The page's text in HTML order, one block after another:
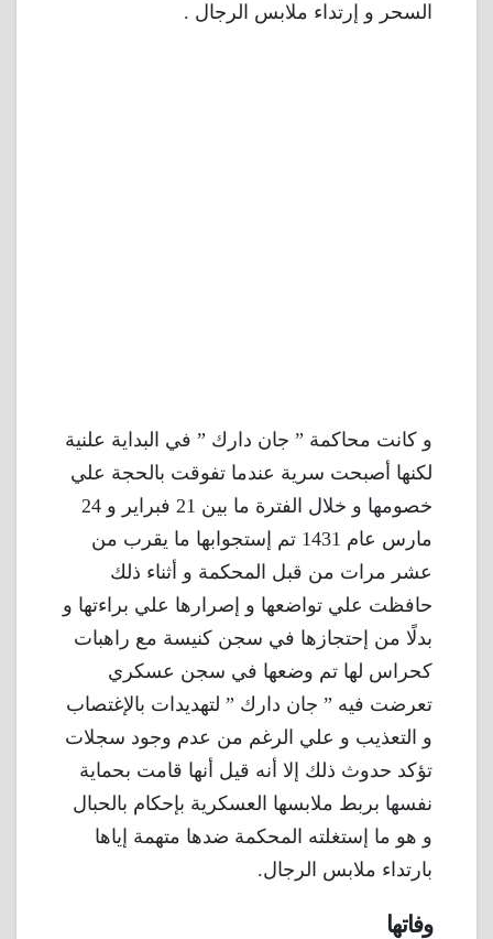
السحر و إرتداء ملابس الرجال .
و كانت محاكمة ” جان دارك ” في البداية علنية
لكنها أصبحت سرية عندما تفوقت بالحجة علي
خصومها و خلال الفترة ما بين 21 فبراير و 24
مارس عام 1431 تم إستجوابها ما يقرب من
عشر مرات من قبل المحكمة و أثناء ذلك
حافظت علي تواضعها و إصرارها علي براءتها و
بدلًا من إحتجازها في سجن كنيسة مع راهبات
كحراس لها تم وضعها في سجن عسكري
تعرضت فيه ” جان دارك ” لتهديدات بالإغتصاب
و التعذيب و علي الرغم من عدم وجود سجلات
تؤكد حدوث ذلك إلا أنه قيل أنها قامت بحماية
نفسها بربط ملابسها العسكرية بإحكام بالحبال
و هو ما إستغلته المحكمة ضدها متهمة إياها
بارتداء ملابس الرجال.
وفاتها